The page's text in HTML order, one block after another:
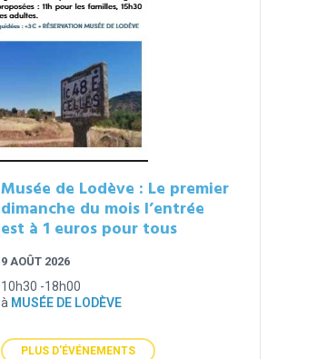
Musée de Lodève : Le premier
dimanche du mois l’entrée
est à 1 euros pour tous
9 AOÛT 2026
10h30 -18h00
à MUSÉE DE LODÈVE
PLUS D'ÉVÉNEMENTS